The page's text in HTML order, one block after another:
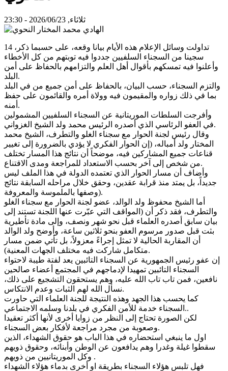
ثلاثاء, 2026/06/23 - 23:30
تداولت وسائل الإعلام هذه الأيام بيانا وقعه، على حسبما ذكر، 14
سجينا من السجناء السلفيين جددوا فيه توبتهم من كل الأخطاء
وأعلنوا فيه تمسكهم بأقوال أهل العلم والتزامهم بالحفاظ على أمن
البلد.
والتزم السجناء، حسب البيان، بالحفاظ على أمن جميع من في البلد
بما في ذلك زواره والمقيمون فيه وولاة أمره والقائمون على حفظ
أمنه.
وأفرجت السلطات الموريتانية عن السجناء السلفيين المشمولين
في العفو الرئاسي الذي أصدره الرئيس محمد ولد الشيخ الغزواني.
وقال رئيس لجنة الحوار مع سجناء الغلو والتطرف، الشيخ محمد
المختار ولد أمباله، (إن الحوار الفكري لا يؤدي بالضرورة إلى تغيير
قناعات جميع المشاركين فيه، موضحاً أن نتائج هذا المسار تختلف
من شخص إلى آخر بحسب الاستعداد للمراجعة ومدى الاقتناع.
وأضاف أن مسار الحوار الذي تعتمده الدولة في هذا الملف ليس
جديداً، بل يمتد منذ قرابة عقدين، وحقق خلال مراحله السابقة نتائج
وصفها بالملموسة والمعروفة).
أما الشيخ محفوظ ولد الوالد، عضو لجنة الحوار مع سجناء الغلو
والتطرف، فقد ذكر أن (المواقف التي عبّرت عنها اللجنة تستند إلى
بيان سابق أصدره العلماء قبل نحو شهر ونصف، وإلى مادة تأطيرية
بثت قبل صدور مرسوم العفو بنحو ثلاثين ساعة، وأوضح ولد الوالد
أن المقاربة الحالية لا تمثل إجراءً معزولاً، بل تأتي ضمن مسار
متكامل شاركت فيه مختلف الجهات المعنية).
إن عفو رئيس الجمهورية عن السجناء التائبين يعد لفتة طيبة لاحتواء
السجناء التائبين تمهيدا لإدماجهم في المجتمع أعضاء صالحين
نافعين، فمن تاب تاب الله عليه، وهم يستحقون التشجيع على ذلك،
نسأل الله لهم الثبات وعدم الانتكاس.
كما يحسب هذا الجهد وهذه النتيجة للجنة العلماء التي حاورت
السجناء خدمة للأمن الفكري في بلدنا وسلمه الاجتماعي..
لكن الصورة تحتاج إلى النظر من زوايا أخرى لأنها أكثر تعقيدا
وصعوبة من مجرد مراجعة لأفكار بعض السجناء.
اول ما ينبغي استحضاره في هذا الباب هو حقوق الشهداء، الذين
سقطوا غيلة وغدرا وهم يدافعون عن الوطن وأبنائه، وحقوق ذويهم
وكل الموريتانيين من ذويهم .
فهل تلبس هؤلاء السجناء بطريقة او أخرى بدماء هؤلاء الشهداء